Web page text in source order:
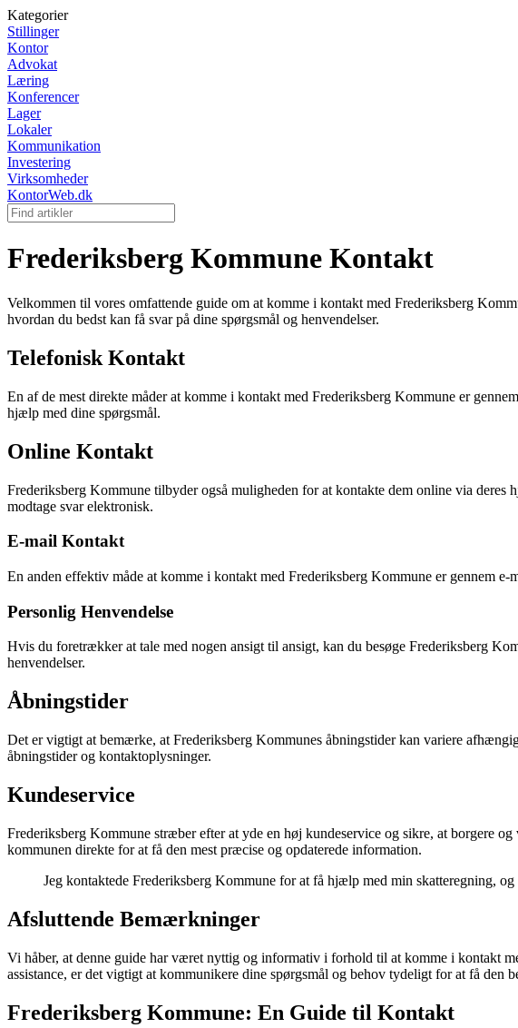
Kategorier
Stillinger
Kontor
Advokat
Læring
Konferencer
Lager
Lokaler
Kommunikation
Investering
Virksomheder
KontorWeb.dk
Frederiksberg Kommune Kontakt
Velkommen til vores omfattende guide om at komme i kontakt med Frederiksberg
hvordan du bedst kan få svar på dine spørgsmål og henvendelser.
Telefonisk Kontakt
En af de mest direkte måder at komme i kontakt med Frederiksberg Kommune er
hjælp med dine spørgsmål.
Online Kontakt
Frederiksberg Kommune tilbyder også muligheden for at kontakte dem online via deres
modtage svar elektronisk.
E-mail Kontakt
En anden effektiv måde at komme i kontakt med Frederiksberg Kommune er gennem
Personlig Henvendelse
Hvis du foretrækker at tale med nogen ansigt til ansigt, kan du besøge Frederiksberg
henvendelser.
Åbningstider
Det er vigtigt at bemærke, at Frederiksberg Kommunes åbningstider kan variere
åbningstider og kontaktoplysninger.
Kundeservice
Frederiksberg Kommune stræber efter at yde en høj kundeservice og sikre, at borgere
kommunen direkte for at få den mest præcise og opdaterede information.
Jeg kontaktede Frederiksberg Kommune for at få hjælp med min skatteregning,
Afsluttende Bemærkninger
Vi håber, at denne guide har været nyttig og informativ i forhold til at komme i kontakt
assistance, er det vigtigt at kommunikere dine spørgsmål og behov tydeligt for at få den
Frederiksberg Kommune: En Guide til Kontakt